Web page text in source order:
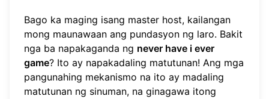
Bago ka maging isang master host, kailangan
mong maunawaan ang pundasyon ng laro. Bakit
nga ba napakaganda ng never have i ever
game? Ito ay napakadaling matutunan! Ang mga
pangunahing mekanismo na ito ay madaling
matutunan ng sinuman, na ginagawa itong